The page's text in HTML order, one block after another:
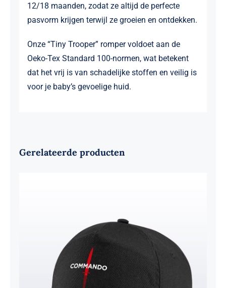
12/18 maanden, zodat ze altijd de perfecte
pasvorm krijgen terwijl ze groeien en ontdekken.
Onze “Tiny Trooper” romper voldoet aan de
Oeko-Tex Standard 100-normen, wat betekent
dat het vrij is van schadelijke stoffen en veilig is
voor je baby’s gevoelige huid.
Gerelateerde producten